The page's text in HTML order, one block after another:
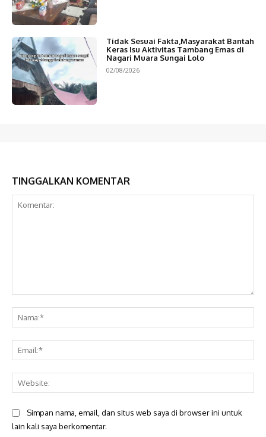
Tidak Sesuai Fakta,Masyarakat Bantah
Keras Isu Aktivitas Tambang Emas di
Nagari Muara Sungai Lolo
02/08/2026
TINGGALKAN KOMENTAR
Simpan nama, email, dan situs web saya di browser ini untuk
lain kali saya berkomentar.